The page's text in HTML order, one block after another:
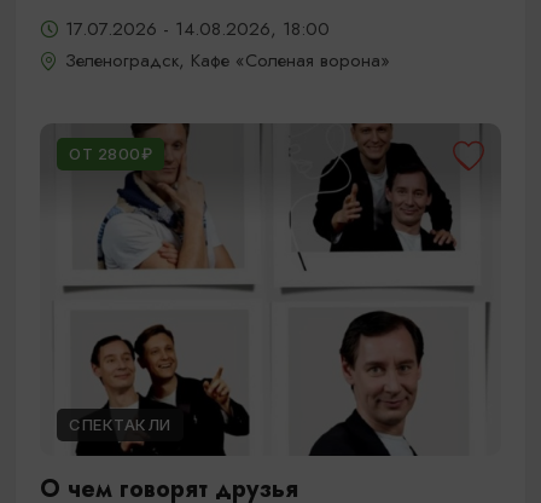
17.07.2026 - 14.08.2026, 18:00
Зеленоградск, Кафе «Соленая ворона»
ОТ 2800₽
СПЕКТАКЛИ
О чем говорят друзья